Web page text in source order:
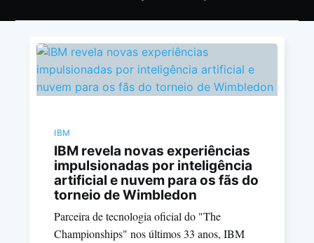
IBM
IBM revela novas experiências
impulsionadas por inteligência
artificial e nuvem para os fãs do
torneio de Wimbledon
Parceira de tecnologia oficial do "The
Championships" nos últimos 33 anos, IBM